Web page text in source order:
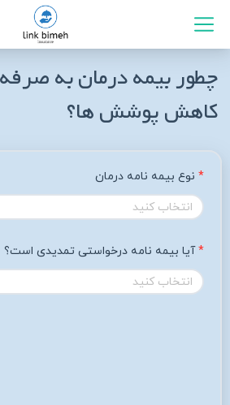
چطور بیمه درمان به
کاهش پوشش‌ ها؟
نوع بیمه نامه درمان
انتخاب کنید
آیا بیمه نامه درخواستی تمدیدی است؟
انتخاب کنید